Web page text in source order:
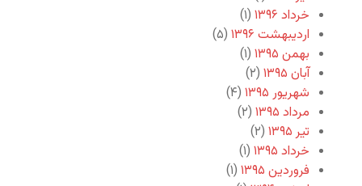
خرداد ۱۳۹۶
(۱)
اردیبهشت ۱۳۹۶
(۵)
بهمن ۱۳۹۵
(۱)
آبان ۱۳۹۵
(۲)
شهریور ۱۳۹۵
(۴)
مرداد ۱۳۹۵
(۲)
تیر ۱۳۹۵
(۲)
خرداد ۱۳۹۵
(۱)
فروردین ۱۳۹۵
(۱)